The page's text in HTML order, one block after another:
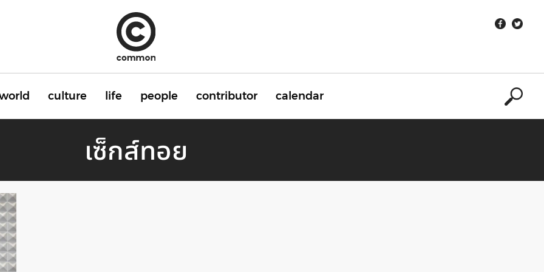
culture life people contributor calendar
เซ็กส์ทอย